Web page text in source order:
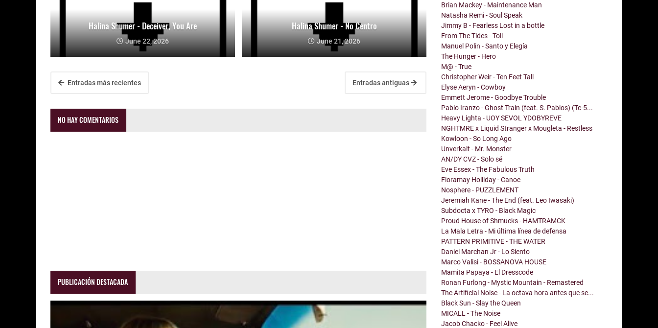
Halina Shumer - Deceiver, You Are
June 22, 2026
Halina Shumer - No Centro
June 21, 2026
Entradas más recientes Entradas antiguas
NO HAY COMENTARIOS
PUBLICACIÓN DESTACADA
Brian Mackey - Maintenance Man
Natasha Remi - Soul Speak
Jimmy B - Fearless Lost in a bottle
From The Tides - Toll
Manuel Polin - Santo y Elegía
The Hunger - Hero
M@ - True
Christopher Weir - Ten Feet Tall
Elyse Aeryn - Cowboy
Emmett Jerome - Goodbye Trouble
Pablo Iranzo - Ghost Train (feat. S. Pablos) (Tc-5...
Heavy Lighta - UOY SEVOL YDOBYREVE
NGHTMRE x Liquid Stranger x Mougleta - Restless
Kowloon - So Long Ago
Unverkalt - Mr. Monster
AN/DY CVZ - Solo sé
Eve Essex - The Fabulous Truth
Floramay Holliday - Canoe
Nosphere - PUZZLEMENT
Jeremiah Kane - The End (feat. Leo Iwasaki)
Subdocta x TYRO - Black Magic
Proud House of Shmucks - HAMTRAMCK
La Mala Letra - Mi última línea de defensa
PATTERN PRIMITIVE - THE WATER
Daniel Marchan Jr - Lo Siento
Marco Valisi - BOSSANOVA HOUSE
Mamita Papaya - El Dresscode
Ronan Furlong - Mystic Mountain - Remastered
The Artificial Noise - La octava hora antes que se...
Black Sun - Slay the Queen
MICALL - The Noise
Jacob Chacko - Feel Alive